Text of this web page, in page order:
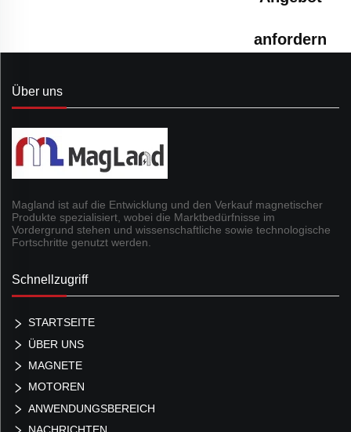
anfordern
Über uns
Magland ist auf die Entwicklung und den Verkauf magnetischer
Produkte spezialisiert, wobei die Marktbedürfnisse im
Vordergrund stehen und wissenschaftliche sowie technologische
Fortschritte genutzt werden.
Schnellzugriff
STARTSEITE
ÜBER UNS
MAGNETE
MOTOREN
ANWENDUNGSBEREICH
NACHRICHTEN